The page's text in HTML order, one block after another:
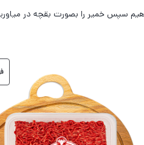
سپس خمیر را بصورت بقچه در